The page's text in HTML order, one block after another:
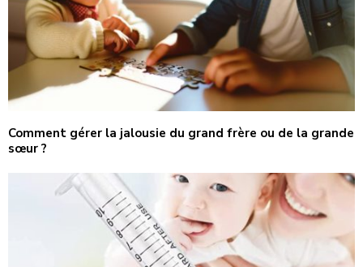
Comment gérer la jalousie du grand frère ou de la grande
sœur ?